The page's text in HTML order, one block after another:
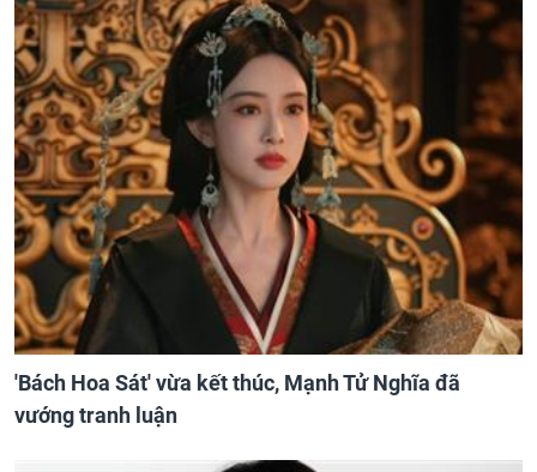
'Bách Hoa Sát' vừa kết thúc, Mạnh Tử Nghĩa đã
vướng tranh luận